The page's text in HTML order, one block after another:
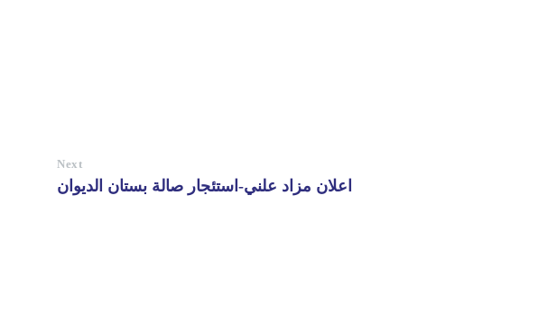
Next
اعلان مزاد علني-استئجار صالة بستان الديوان